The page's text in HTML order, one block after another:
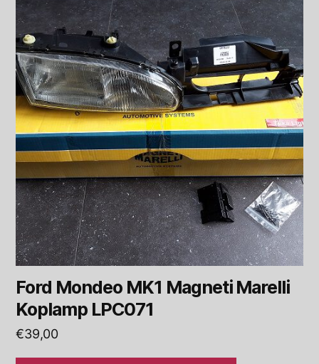
Ford Mondeo MK1 Magneti Marelli
Koplamp LPC071
€39,00